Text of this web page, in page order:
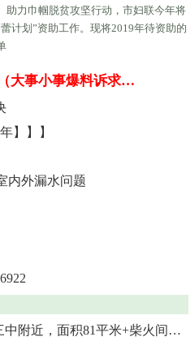
助力巾帼脱贫攻坚行动，市妇联今年将
计划”资助工作。现将2019年待资助的
大事小事爆料诉求…
】】】
内外漏水问题
[愉快][愉快][愉快]双学位，三中附近，面积81平米+柴火间，售价39万